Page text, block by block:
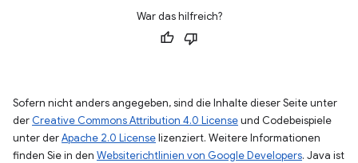
War das hilfreich?
Sofern nicht anders angegeben, sind die Inhalte dieser Seite unter
der Creative Commons Attribution 4.0 Licenseund Codebeispiele
unter derApache 2.0 Licenselizenziert. Weitere Informationen
finden Sie in den Websiterichtlinien von Google Developers. Java ist